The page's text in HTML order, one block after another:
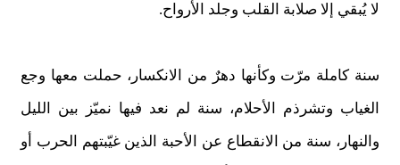
لا يُبقي إلا صلابة القلب وجلد الأرواح.
سنة كاملة مرّت وكأنها دهرٌ من الانكسار، حملت معها وجع
الغياب وتشرذم الأحلام، سنة لم نعد فيها نميّز بين الليل
والنهار، سنة من الانقطاع عن الأحبة الذين غيّبتهم الحرب أو